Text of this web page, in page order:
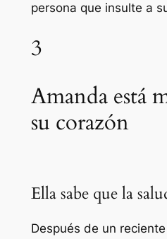
persona que insulte a
3
Amanda está
su corazón
Ella sabe que la
Después de un